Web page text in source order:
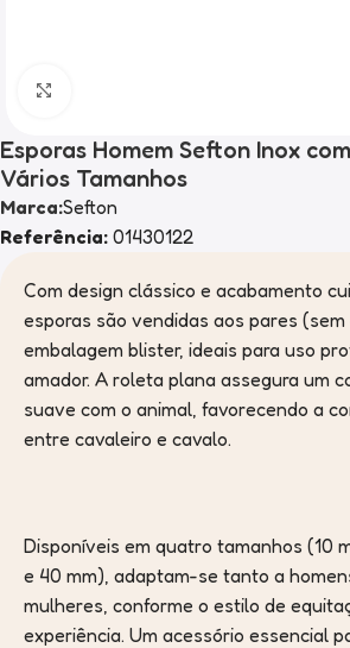
Esporas Homem Sefton Inox
Vários Tamanhos
Marca:Sefton
Referência: 01430122
Com design clássico e acabamento
esporas são vendidas aos pares
embalagem blister, ideais para uso
amador. A roleta plana assegura um
suave com o animal, favorecendo a
entre cavaleiro e cavalo.
Disponíveis em quatro tamanhos (10
e 40 mm), adaptam-se tanto a
mulheres, conforme o estilo de
experiência. Um acessório essencial